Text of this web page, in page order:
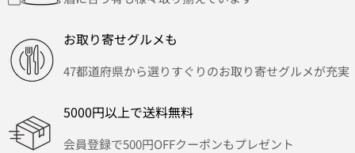
お取り寄せグルメも
47都道府県から選りすぐりのお取り寄せグルメが充実
5000円以上で送料無料
会員登録で500円OFFクーポンもプレゼント